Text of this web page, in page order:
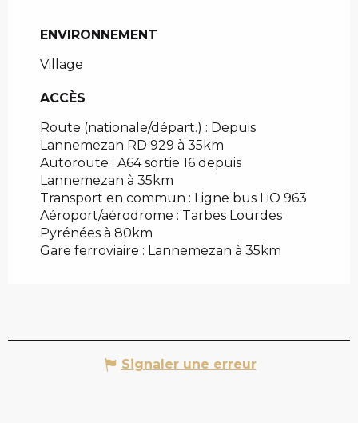
ENVIRONNEMENT
ENVIRONNEMENT
Village
ACCÈS
ACCÈS
Route (nationale/départ.) : Depuis
Lannemezan RD 929 à 35km
Autoroute : A64 sortie 16 depuis
Lannemezan à 35km
Transport en commun : Ligne bus LiO 963
Aéroport/aérodrome : Tarbes Lourdes
Pyrénées à 80km
Gare ferroviaire : Lannemezan à 35km
Signaler une erreur